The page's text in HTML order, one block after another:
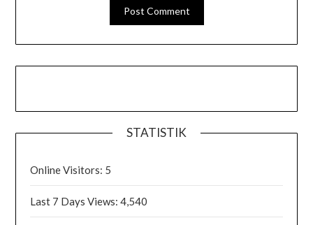
STATISTIK
Online Visitors: 5
Last 7 Days Views:4,540